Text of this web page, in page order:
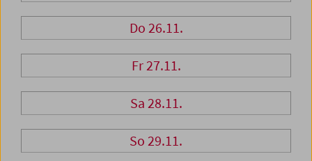
Do 26.11.
Fr 27.11.
Sa 28.11.
So 29.11.